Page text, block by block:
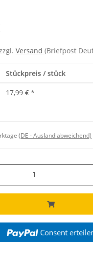
Versand (Briefpost
Stückpreis / stück
17,99 € *
(DE - Ausland abweichend)
Consent